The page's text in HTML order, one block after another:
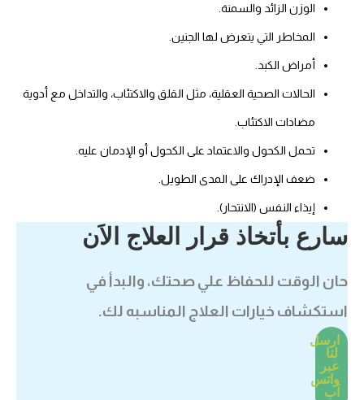
الوزن الزائد والسمنة.
المخاطر التي يتعرض لها الجنين.
أمراض الكبد.
الحالات الصحية العقلية، مثل القلق والاكتئاب، والتداخل مع أدوية
مضادات الاكتئاب.
تحمل الكحول والاعتماد على الكحول أو الإدمان عليه.
ضعف الإدراك على المدى الطويل.
إيذاء النفس (الانتحار).
سارع بأتخاذ قرار العلاج الاَن
حان الوقت للحفاظ علي صحتك، والبدأ في
استكشاف خيارات العلاج المناسبه لك.
ارسل
لنا
عبر
واتس
اَب